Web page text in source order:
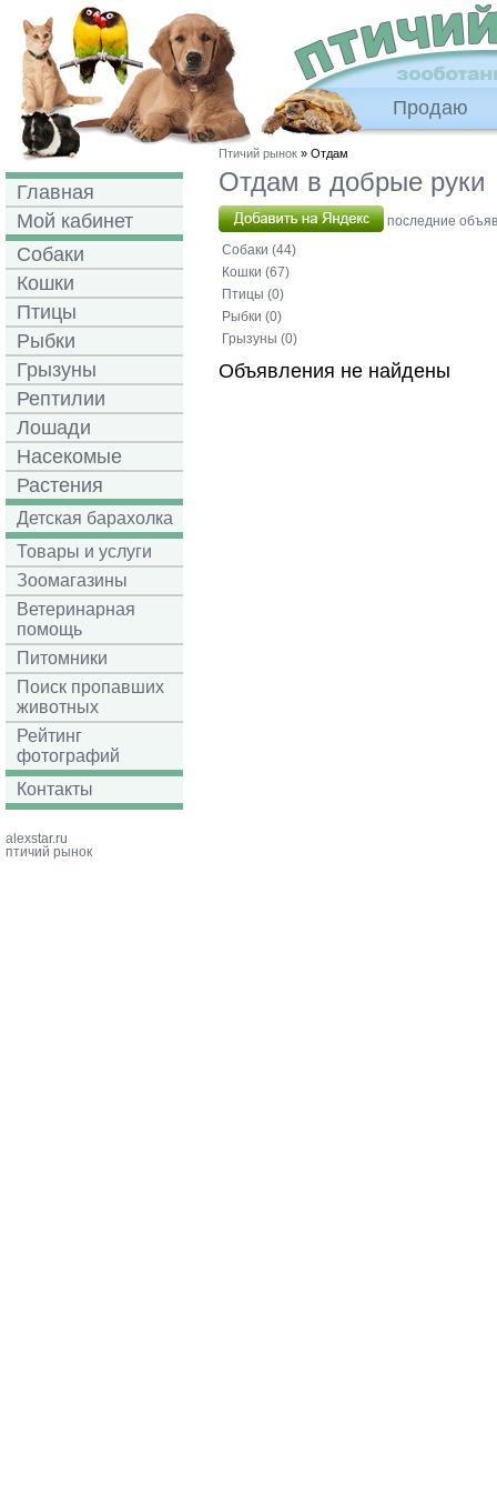
Продаю
Главная
Мой кабинет
Собаки
Кошки
Птицы
Рыбки
Грызуны
Рептилии
Лошади
Насекомые
Растения
Детская барахолка
Товары и услуги
Зоомагазины
Ветеринарная
помощь
Питомники
Поиск пропавших
животных
Рейтинг
фотографий
Контакты
Птичий рынок » Отдам
Отдам в добрые руки
последние
Собаки (44)
Кошки (67)
Птицы (0)
Рыбки (0)
Грызуны (0)
Объявления не найдены
alexstar.ru
птичий рынок